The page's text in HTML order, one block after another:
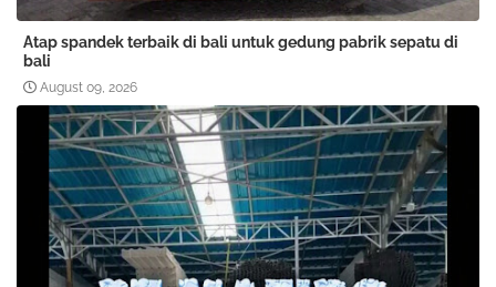
Atap spandek terbaik di bali untuk gedung pabrik sepatu di
bali
August 09, 2026